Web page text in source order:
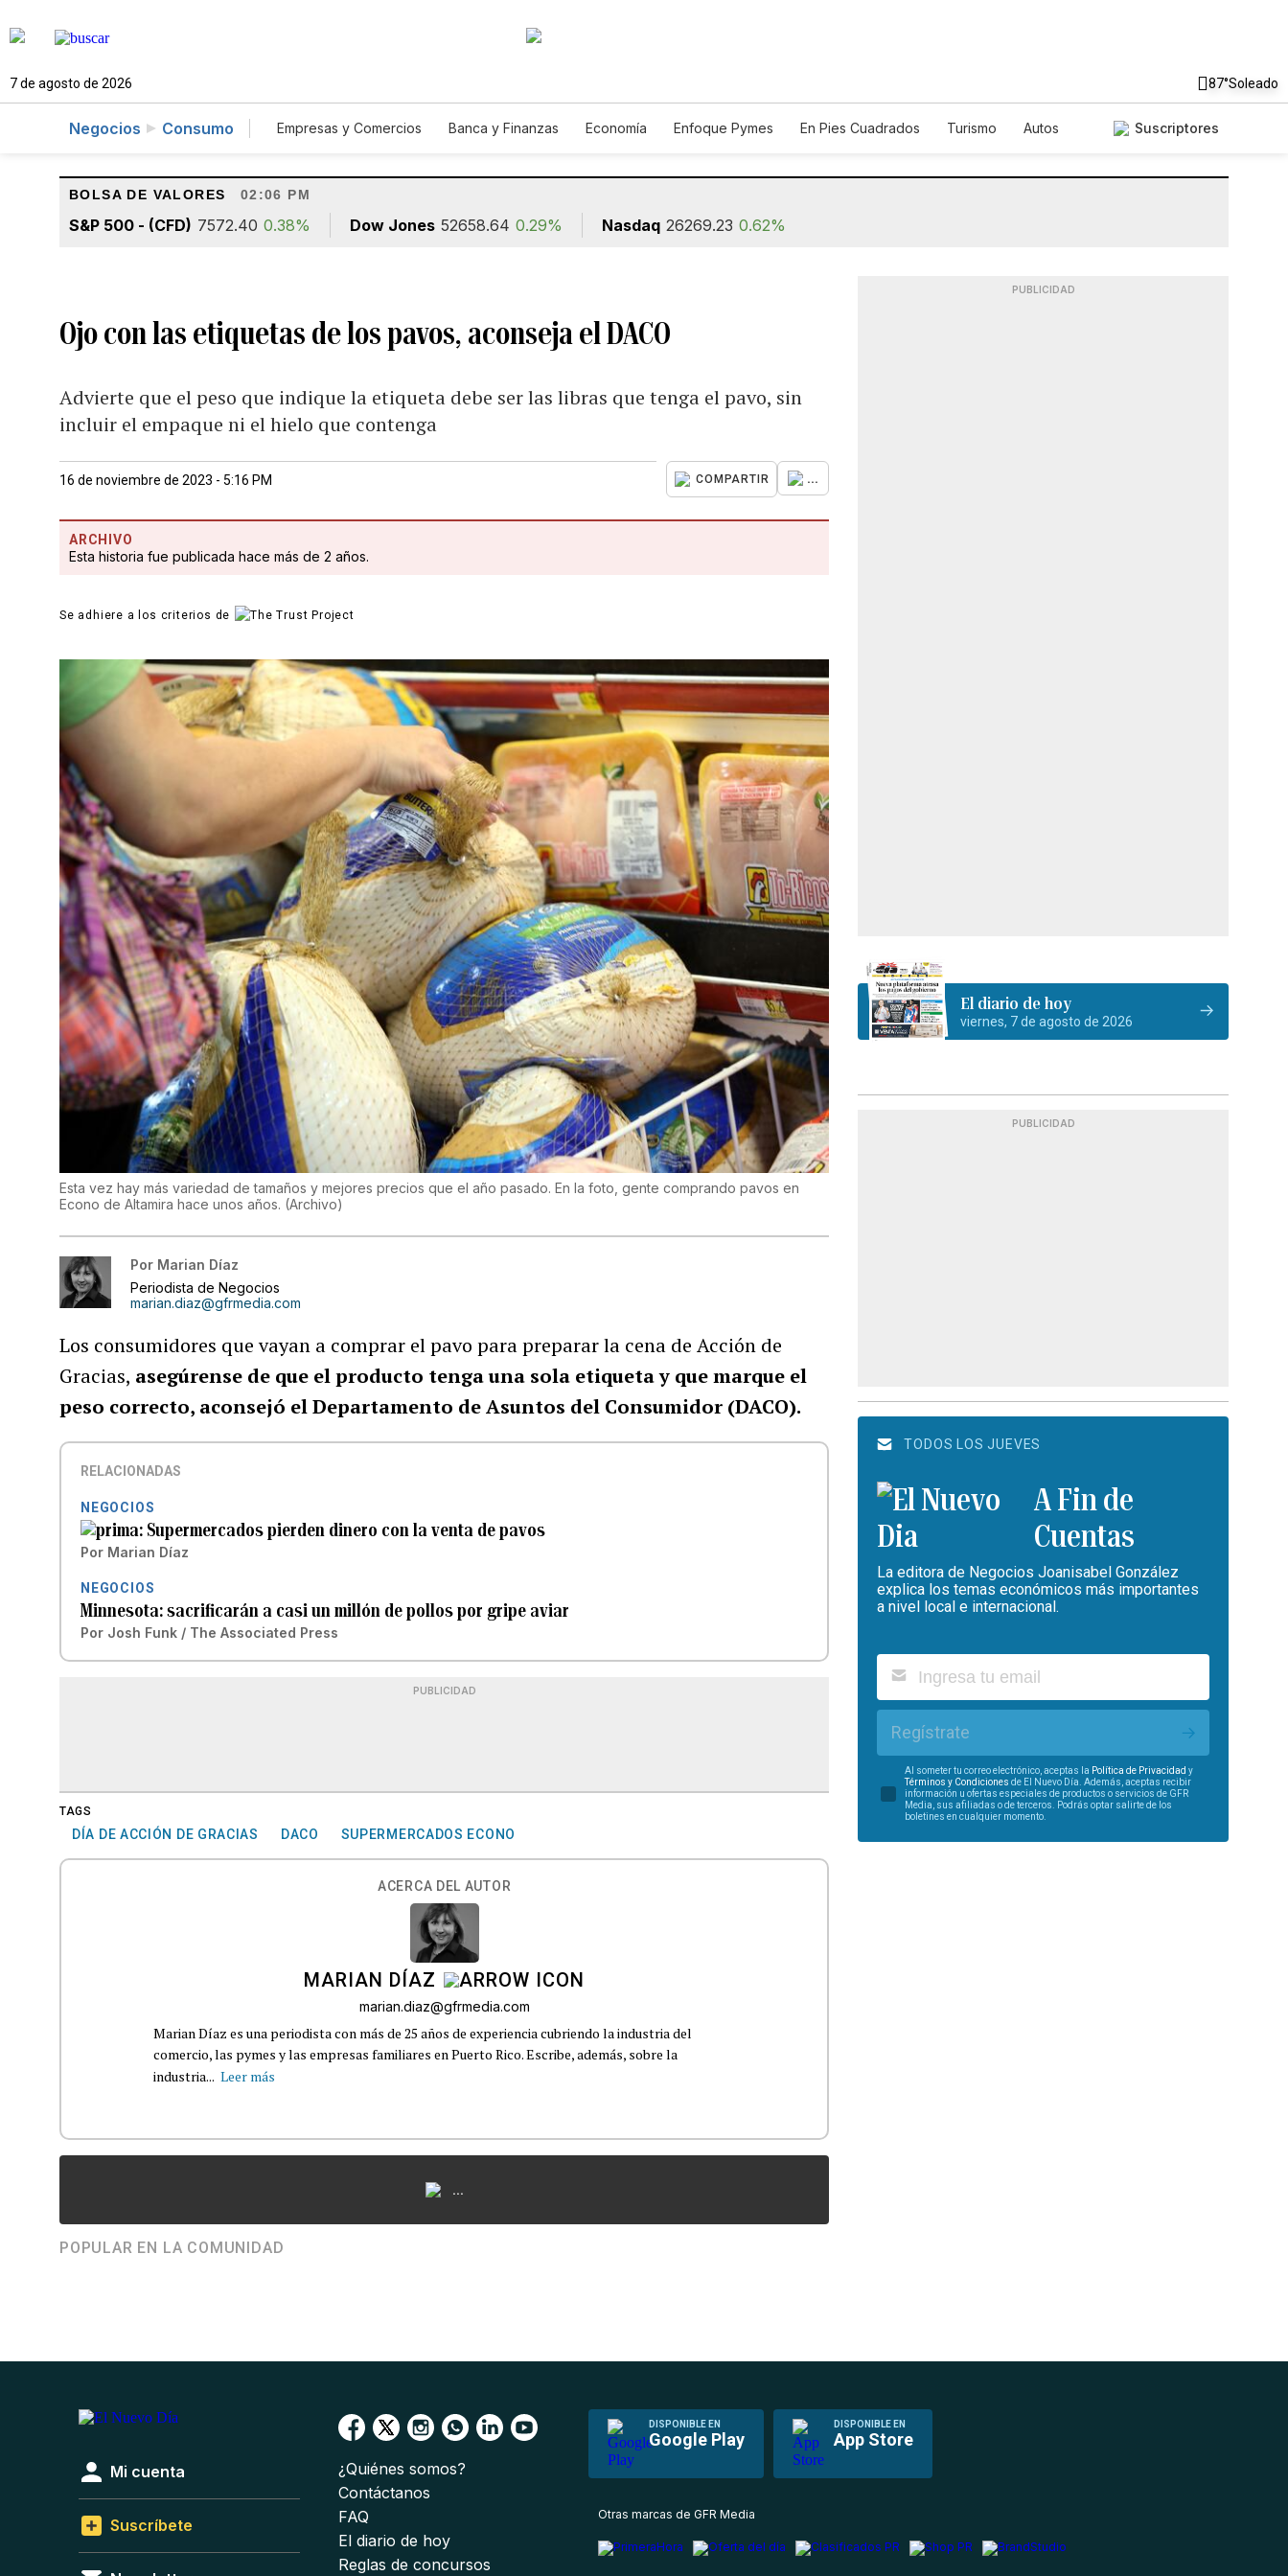
7 de agosto de 2026 87°Soleado
Negocios Consumo Empresas y Comercios Banca y Finanzas Economía Enfoque Pymes En Pies Cuadrados Turismo
Autos
Suscriptores
BOLSA DE VALORES 02:06 PM
S&P 500 - (CFD) 7572.40 0.38% Dow Jones 52658.64 0.29% Nasdaq 26269.23 0.62%
Ojo con las etiquetas de los pavos, aconseja el DACO
Advierte que el peso que indique la etiqueta debe ser las libras que tenga el pavo, sin
incluir el empaque ni el hielo que contenga
16 de noviembre de 2023 - 5:16 PM COMPARTIR ...
ARCHIVO
Esta historia fue publicada hace más de 2 años.
Se adhiere a los criterios de
Esta vez hay más variedad de tamaños y mejores precios que el año pasado. En la foto, gente comprando pavos en
Econo de Altamira hace unos años. (Archivo)
Por Marian Díaz
Periodista de Negocios
marian.diaz@gfrmedia.com
Los consumidores que vayan a comprar el pavo para preparar la cena de Acción de
Gracias, asegúrense de que el producto tenga una sola etiqueta y que marque el
peso correcto, aconsejó el Departamento de Asuntos del Consumidor (DACO).
RELACIONADAS
NEGOCIOS
Supermercados pierden dinero con la venta de pavos
Por Marian Díaz
NEGOCIOS
Minnesota: sacrificarán a casi un millón de pollos por gripe aviar
Por Josh Funk / The Associated Press
PUBLICIDAD
TAGS
DÍA DE ACCIÓN DE GRACIAS DACO SUPERMERCADOS ECONO
ACERCA DEL AUTOR
MARIAN DÍAZ
marian.diaz@gfrmedia.com
Marian Díaz es una periodista con más de 25 años de experiencia cubriendo la industria del
comercio, las pymes y las empresas familiares en Puerto Rico. Escribe, además, sobre la
industria... Leer más
...
POPULAR EN LA COMUNIDAD
PUBLICIDAD
El diario de hoy
viernes, 7 de agosto de 2026
PUBLICIDAD
TODOS LOS JUEVES
A Fin de
Cuentas
La editora de Negocios Joanisabel González
explica los temas económicos más importantes
a nivel local e internacional.
Regístrate
Al someter tu correo electrónico, aceptas la Política de Privacidad y
Términos y Condiciones de El Nuevo Día. Además, aceptas recibir
información u ofertas especiales de productos o servicios de GFR
Media, sus afiliadas o de terceros. Podrás optar salirte de los
boletines en cualquier momento.
DISPONIBLE EN
Google Play
DISPONIBLE EN
App Store
Mi cuenta
Suscríbete
¿Quiénes somos?
Contáctanos
FAQ
El diario de hoy
Reglas de concursos
Otras marcas de GFR Media